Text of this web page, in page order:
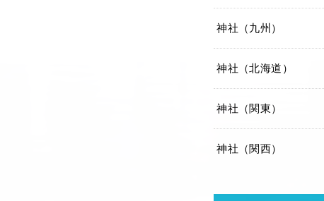
神社（九州）
神社（北海道）
神社（関東）
神社（関西）